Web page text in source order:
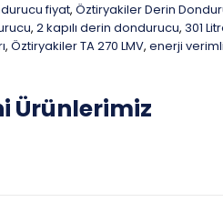
fiyat, Öztiryakiler Derin
, 2 kapılı derin dondurucu, 301
, Öztiryakiler TA 270 LMV, enerji
Ürünlerimiz